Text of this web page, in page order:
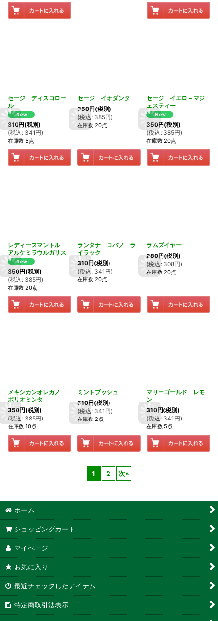
セージ ディスコロー
ル
310円(税別)
(税込 : 341 円)
在庫数 5点
セージ イオダンタ
350円(税別)
(税込 : 385円)
在庫数 20点
セージ イエロ－マジ
ェスティー
350円(税別)
(税込 : 385円)
在庫数 20点
レディースマントル
アルケミラウルガリス
350円(税別)
(税込 : 385円)
在庫数 20点
ランタナ コバノ ラ
イラック
310円(税別)
(税込 : 341 円)
在庫数 20点
ラムズイヤー
280円(税別)
(税込 : 308円)
在庫数 20点
メキシカンオレガノ
ポリオミンタ
350円(税別)
(税込 : 385円)
在庫数 10点
ミントブッシュ
310円(税別)
(税込 : 341 円)
在庫数 2点
マリーゴールド レモ
ン
310円(税別)
(税込 : 341 円)
在庫数 5点
1 2 次»
ホーム
ショッピングカート
マイページ
お気に入り
最近チェックしたアイテム
特定商取引法表示